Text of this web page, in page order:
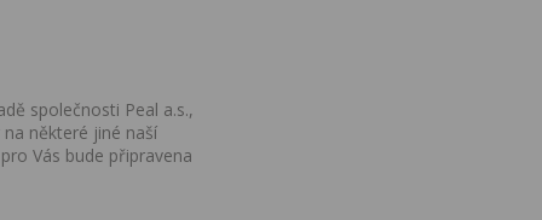
společnosti Peal a.s.,
některé jiné naší
Vás bude připravena